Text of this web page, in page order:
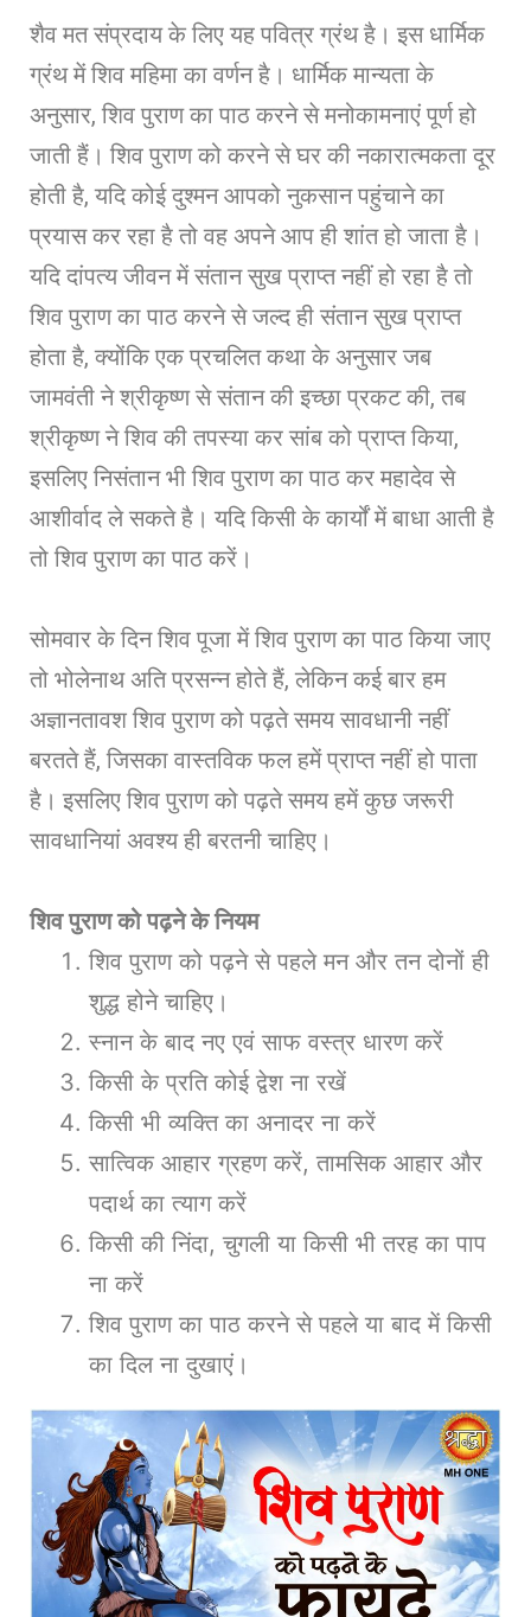
शैव मत संप्रदाय के लिए यह पवित्र ग्रंथ है। इस धार्मिक
ग्रंथ में शिव महिमा का वर्णन है। धार्मिक मान्यता के
अनुसार, शिव पुराण का पाठ करने से मनोकामनाएं पूर्ण हो
जाती हैं। शिव पुराण को करने से घर की नकारात्मकता दूर
होती है, यदि कोई दुश्मन आपको नुकसान पहुंचाने का
प्रयास कर रहा है तो वह अपने आप ही शांत हो जाता है।
यदि दांपत्य जीवन में संतान सुख प्राप्त नहीं हो रहा है तो
शिव पुराण का पाठ करने से जल्द ही संतान सुख प्राप्त
होता है, क्योंकि एक प्रचलित कथा के अनुसार जब
जामवंती ने श्रीकृष्ण से संतान की इच्छा प्रकट की, तब
श्रीकृष्ण ने शिव की तपस्या कर सांब को प्राप्त किया,
इसलिए निसंतान भी शिव पुराण का पाठ कर महादेव से
आशीर्वाद ले सकते है। यदि किसी के कार्यों में बाधा आती है
तो शिव पुराण का पाठ करें।
सोमवार के दिन शिव पूजा में शिव पुराण का पाठ किया जाए
तो भोलेनाथ अति प्रसन्न होते हैं, लेकिन कई बार हम
अज्ञानतावश शिव पुराण को पढ़ते समय सावधानी नहीं
बरतते हैं, जिसका वास्तविक फल हमें प्राप्त नहीं हो पाता
है। इसलिए शिव पुराण को पढ़ते समय हमें कुछ जरूरी
सावधानियां अवश्य ही बरतनी चाहिए।
शिव पुराण को पढ़ने के नियम
शिव पुराण को पढ़ने से पहले मन और तन दोनों ही
शुद्ध होने चाहिए।
स्नान के बाद नए एवं साफ वस्त्र धारण करें
किसी के प्रति कोई द्वेश ना रखें
किसी भी व्यक्ति का अनादर ना करें
सात्विक आहार ग्रहण करें, तामसिक आहार और
पदार्थ का त्याग करें
किसी की निंदा, चुगली या किसी भी तरह का पाप
ना करें
शिव पुराण का पाठ करने से पहले या बाद में किसी
का दिल ना दुखाएं।